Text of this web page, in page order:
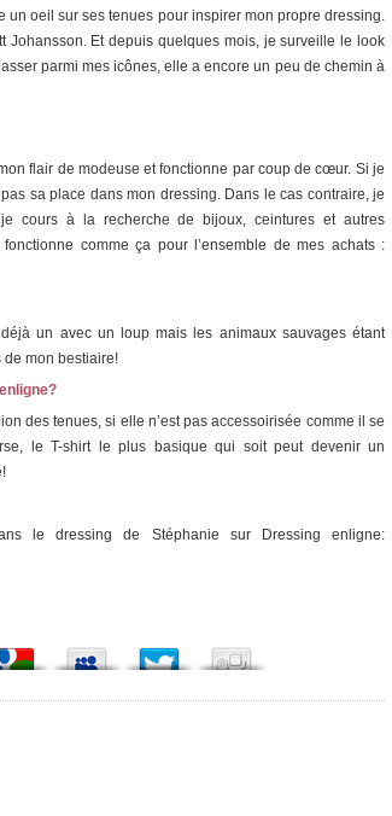
un oeil sur ses tenues pour inspirer mon propre dressing.
Johansson. Et depuis quelques mois, je surveille le look
parmi mes icônes, elle a encore un peu de chemin à
flair de modeuse et fonctionne par coup de cœur. Si je
sa place dans mon dressing. Dans le cas contraire, je
cours à la recherche de bijoux, ceintures et autres
comme ça pour l’ensemble de mes achats :
un avec un loup mais les animaux sauvages étant
de mon bestiaire!
des tenues, si elle n’est pas accessoirisée comme il se
le T-shirt le plus basique qui soit peut devenir un
le dressing de Stéphanie sur Dressing enligne: